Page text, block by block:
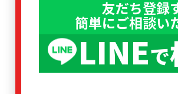
友だち登録
簡単にご相談い
LINEで